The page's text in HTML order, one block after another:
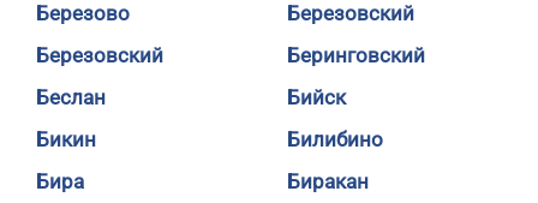
Березово
Березовский
Березовский
Беринговский
Беслан
Бийск
Бикин
Билибино
Бира
Биракан